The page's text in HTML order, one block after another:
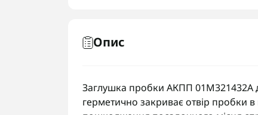
Опис
Заглушка пробки АКПП 01M321432A
герметично закриває отвір пробки в